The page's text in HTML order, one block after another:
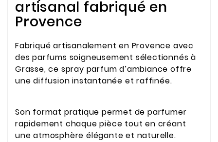
artisanal fabriqué en
Provence
Fabriqué artisanalement en Provence avec
des parfums soigneusement sélectionnés à
Grasse, ce spray parfum d’ambiance offre
une diffusion instantanée et raffinée.
Son format pratique permet de parfumer
rapidement chaque pièce tout en créant
une atmosphère élégante et naturelle.